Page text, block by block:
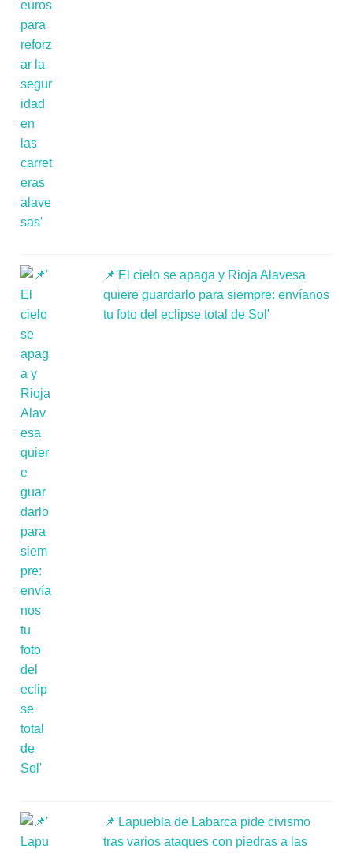
📌'El cielo se apaga y Rioja Alavesa
quiere guardarlo para siempre: envíanos
tu foto del eclipse total de Sol'
📌'Lapuebla de Labarca pide civismo
tras varios ataques con piedras a las